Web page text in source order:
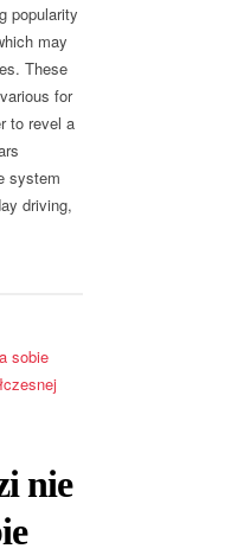
popularity
may
These
for
to revel a
system
driving,
nie